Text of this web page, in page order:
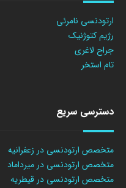
ارتودنسی نامرئی
رژیم کتوژنیک
جراح لاغری
تام استخر
دسترسی سریع
متخصص ارتودنسی در زعفرانیه
متخصص ارتودنسی در میرداماد
متخصص ارتودنسی در قیطریه